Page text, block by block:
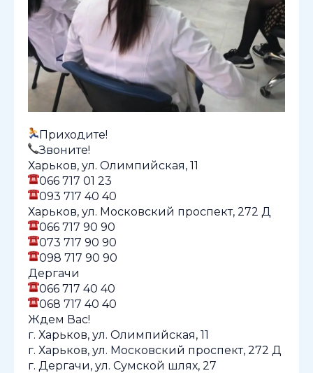
Приходите!
Звоните!
Харьков, ул. Олимпийская, 11
066 717 01 23
093 717 40 40
Харьков, ул. Московский проспект, 272 Д
066 717 90 90
073 717 90 90
098 717 90 90
Дергачи
066 717 40 40
068 717 40 40
Ждем Вас!
г. Харьков, ул. Олимпийская, 11
г. Харьков, ул. Московский проспект, 272 Д
г. Дергачи, ул. Сумской шлях, 27